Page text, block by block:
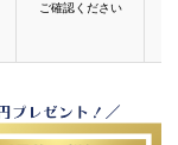
ご確認ください